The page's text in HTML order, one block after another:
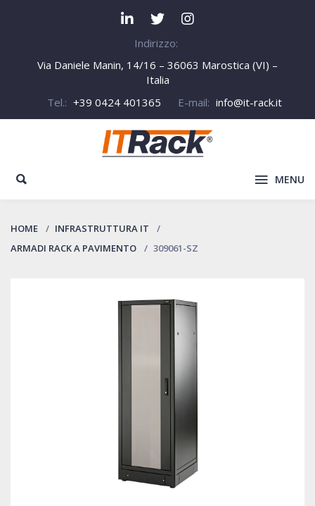
Indirizzo:
Via Daniele Manin, 14/16 – 36063 Marostica (VI) –
Italia
Tel.: +39 0424 401365 E-mail: info@it-rack.it
MENU
HOME
INFRASTRUTTURA IT
ARMADI RACK A PAVIMENTO
309061-SZ